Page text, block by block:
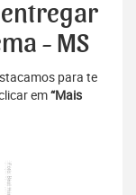
entregar
- MS
para te
em“Mais